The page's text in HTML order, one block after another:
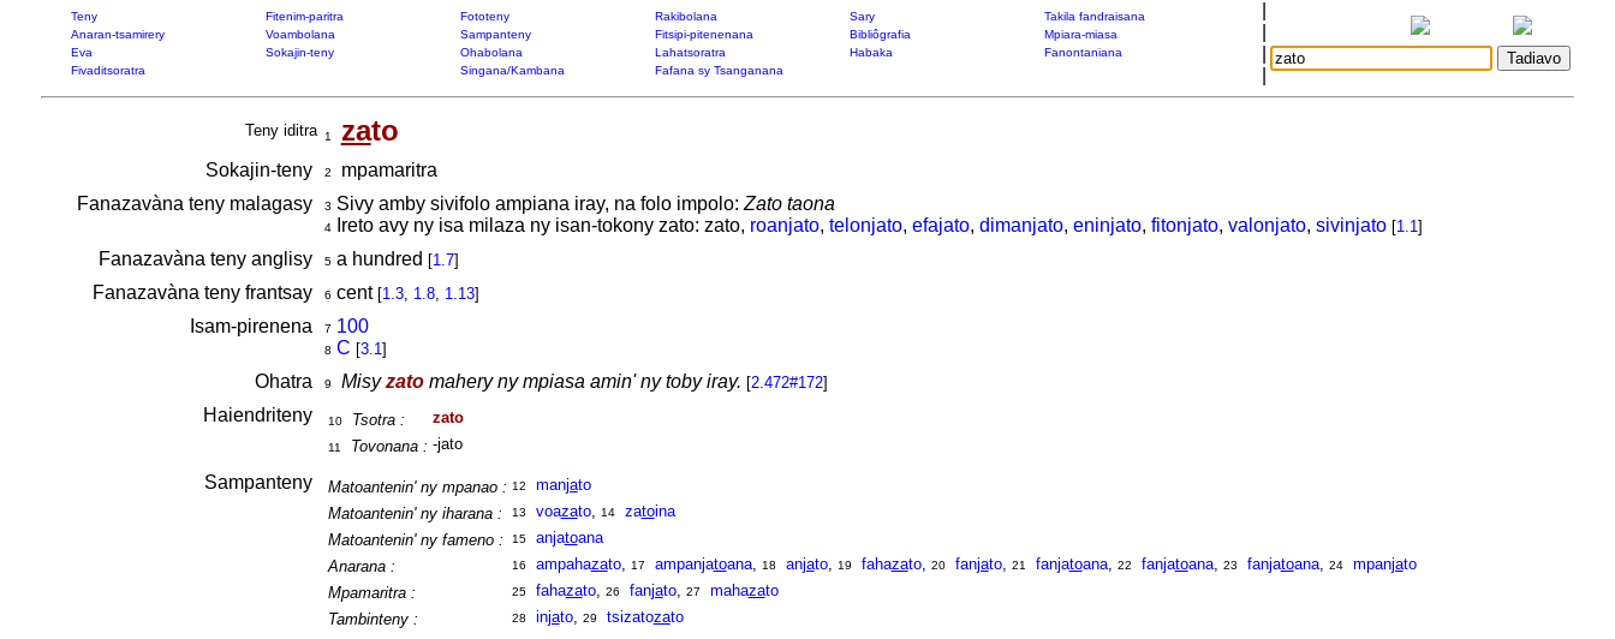
Teny Fitenim-paritra Fototeny Rakibolana Sary
Takila fandraisana
Anaran-tsamirery
Voambolana Sampanteny Fitsipi-pitenenana Bibliôgrafia
Mpiara-miasa
Eva
Sokajin-teny Ohabolana Lahatsoratra Habaka
Fanontaniana
Fivaditsoratra
Singana/Kambana Fafana sy Tsanganana
Teny iditra 1 zato
Sokajin-teny 2
mpamaritra
Fanazavàna teny malagasy
3 Sivy amby sivifolo ampiana iray, na folo impolo: Zato taona
4Ireto avy ny isa milaza ny isan-tokony zato: zato, roanjato, telonjato, efajato, dimanjato, eninjato, fitonjato, valonjato, sivinjato [1.1]
Fanazavàna teny anglisy 5a hundred [1.7]
Fanazavàna teny frantsay 6 cent [1.3, 1.8, 1.13]
Isam-pirenena 7 100
8 C [3.1]
Ohatra 9 Misyzatomahery ny mpiasa amin' ny toby iray. [2.472#172]
Haiendriteny 10 Tsotra : zato
11 Tovonana : -jato
Sampanteny Matoantenin' ny mpanao : 12 manjato
Matoantenin' ny iharana :
13 voazato, 14 zatoina
Matoantenin' ny fameno :
15 anjatoana
Anarana :
16 ampahazato, 17 ampanjatoana, 18 anjato, 19 fahazato, 20 fanjato, 21 fanjatoana, 22 fanjatoana, 23 fanjatoana, 24 mpanjato
Mpamaritra :
25 fahazato, 26 fanjato, 27 mahazato
Tambinteny :
28 injato, 29 tsizatozato